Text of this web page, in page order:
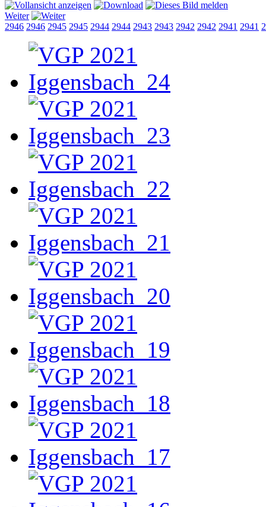
Weiter
2946 2946 2945 2945 2944 2944 2943 2943 2942 2942 2941 2941